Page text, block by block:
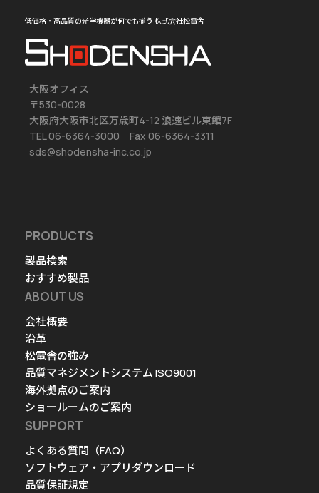
低価格・高品質の光学機器が何でも揃う 株式会社松電舎
大阪オフィス
〒530-0028
大阪府大阪市北区万歳町4-12 浪速ビル東館7F
TEL 06-6364-3000 Fax 06-6364-3311
sds@shodensha-inc.co.jp
PRODUCTS
製品検索
おすすめ製品
ABOUT US
会社概要
沿革
松電舎の強み
品質マネジメントシステム ISO9001
海外拠点のご案内
ショールームのご案内
SUPPORT
よくある質問（FAQ）
ソフトウェア・アプリダウンロード
品質保証規定